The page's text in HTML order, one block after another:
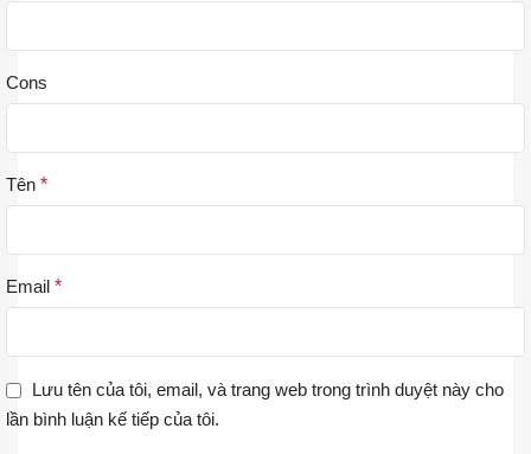
Cons
Tên *
Email *
Lưu tên của tôi, email, và trang web trong trình duyệt này cho
lần bình luận kế tiếp của tôi.